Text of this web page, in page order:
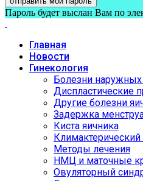
Пароль будет выслан Вам по
Главная
Новости
Гинекология
Болезни
Диспластические
Другие болезни
Задержка
Киста яичника
Методы лечения
НМЦ и маточные
Овуляторный